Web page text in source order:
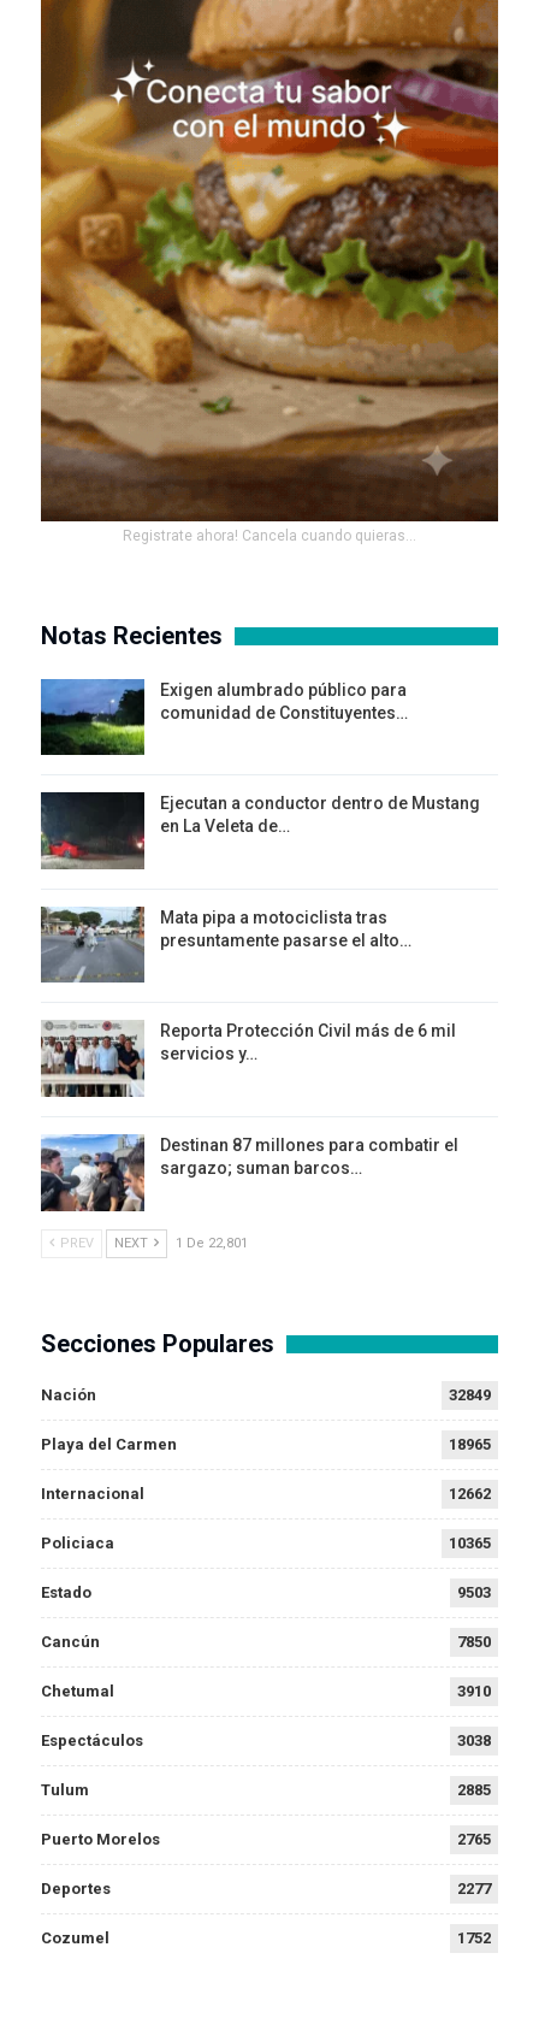
Registrate ahora! Cancela cuando quieras...
Notas Recientes
Exigen alumbrado público para
comunidad de Constituyentes…
Ejecutan a conductor dentro de Mustang
en La Veleta de…
Mata pipa a motociclista tras
presuntamente pasarse el alto…
Reporta Protección Civil más de 6 mil
servicios y…
Destinan 87 millones para combatir el
sargazo; suman barcos…
PREV NEXT 1 De 22,801
Secciones Populares
Nación 32849
Playa del Carmen 18965
Internacional 12662
Policiaca 10365
Estado 9503
Cancún 7850
Chetumal 3910
Espectáculos 3038
Tulum 2885
Puerto Morelos 2765
Deportes 2277
Cozumel 1752